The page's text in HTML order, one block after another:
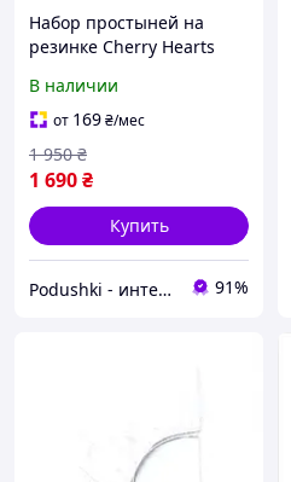
Набор простыней на
резинке Cherry Hearts
см 80х160 см 2 шт
В наличии
от 169₴/мес
1 690₴
1 950 ₴
Купить
Podushki - интернет-магазин Подушки 91%